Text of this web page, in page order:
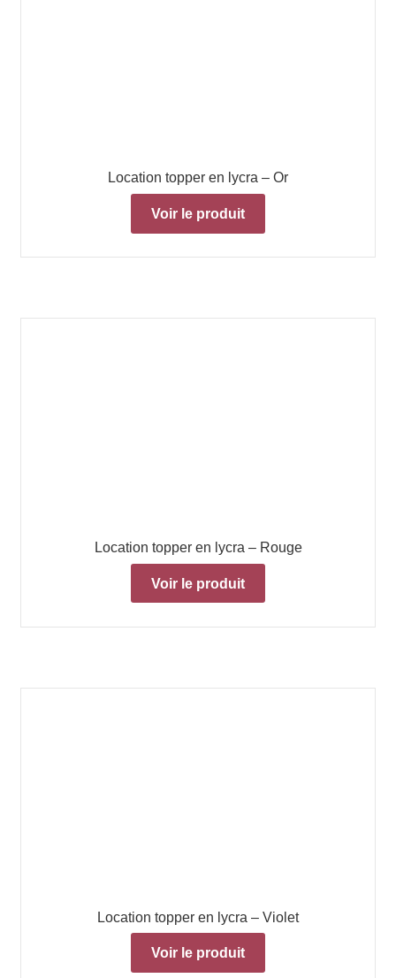
Location topper en lycra – Or
Voir le produit
Location topper en lycra – Rouge
Voir le produit
Location topper en lycra – Violet
Voir le produit